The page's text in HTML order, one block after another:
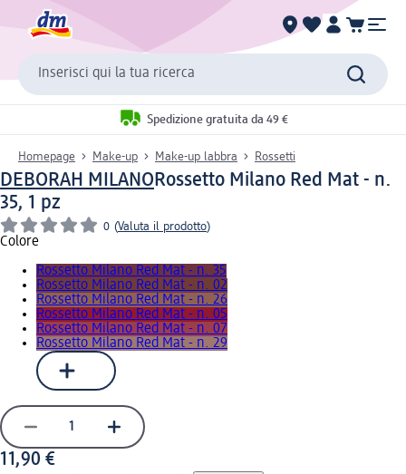
Inserisci qui la tua ricerca
Spedizione gratuita da 49 €
Homepage Make-up Make-up labbra Rossetti
DEBORAH MILANORossetto Milano Red Mat - n.
35, 1 pz
0 (Valuta il prodotto)
Colore
Rossetto Milano Red Mat - n. 35
Rossetto Milano Red Mat - n. 02
Rossetto Milano Red Mat - n. 26
Rossetto Milano Red Mat - n. 05
Rossetto Milano Red Mat - n. 07
Rossetto Milano Red Mat - n. 29
11,90 €